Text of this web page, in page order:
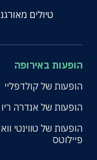
טיולים
הופעות באירופה
הופעות של קולדפליי
הופעות של אנדרה ריו
הופעות של טווינטי
פיילוטס